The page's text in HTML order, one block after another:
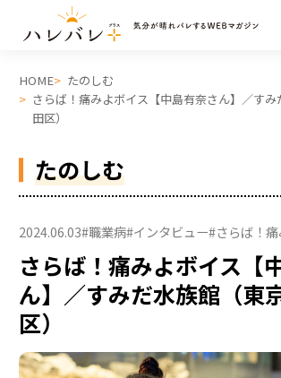
HOME
たのしむ
さらば！痛みよボイス【中島有奈さん】／す
田区）
たのしむ
2024.06.03#職業病#インタビュー#さらば！
さらば！痛みよボイス【
ん】／すみだ水族館（東
区）